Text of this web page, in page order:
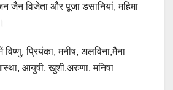
जैन विजेता और पूजा डसानियां, महिमा
विष्णु, प्रियंका, मनीष, अलविना,मैना
आयुषी, खुशी,अरुणा, मनिषा